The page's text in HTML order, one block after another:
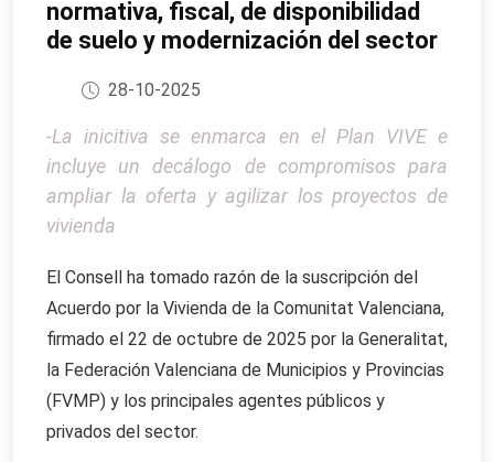
normativa, fiscal, de disponibilidad
de suelo y modernización del sector
28-10-2025
-La inicitiva se enmarca en el Plan VIVE e
incluye un decálogo de compromisos para
ampliar la oferta y agilizar los proyectos de
vivienda
El Consell ha tomado razón de la suscripción del
Acuerdo por la Vivienda de la Comunitat Valenciana,
firmado el 22 de octubre de 2025 por la Generalitat,
la Federación Valenciana de Municipios y Provincias
(FVMP) y los principales agentes públicos y
privados del sector.